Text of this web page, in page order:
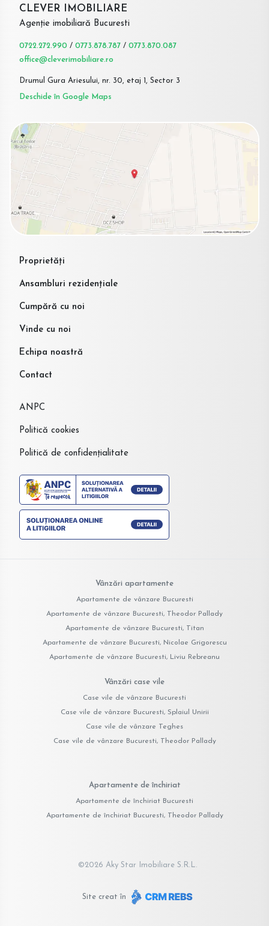
CLEVER IMOBILIARE
Agenție imobiliară Bucuresti
0722.272.990 / 0773.878.787 / 0773.870.087
office@cleverimobiliare.ro
Drumul Gura Ariesului, nr. 30, etaj 1, Sector 3
Deschide în Google Maps
Proprietăți
Ansambluri rezidențiale
Cumpără cu noi
Vinde cu noi
Echipa noastră
Contact
ANPC
Politică cookies
Politică de confidențialitate
Vânzări apartamente
Apartamente de vânzare Bucuresti
Apartamente de vânzare Bucuresti, Theodor Pallady
Apartamente de vânzare Bucuresti, Titan
Apartamente de vânzare Bucuresti, Nicolae Grigorescu
Apartamente de vânzare Bucuresti, Liviu Rebreanu
Vânzări case vile
Case vile de vânzare Bucuresti
Case vile de vânzare Bucuresti, Splaiul Unirii
Case vile de vânzare Teghes
Case vile de vânzare Bucuresti, Theodor Pallady
Apartamente de închiriat
Apartamente de închiriat Bucuresti
Apartamente de închiriat Bucuresti, Theodor Pallady
©2026 Aky Star Imobiliare S.R.L.
Site creat în